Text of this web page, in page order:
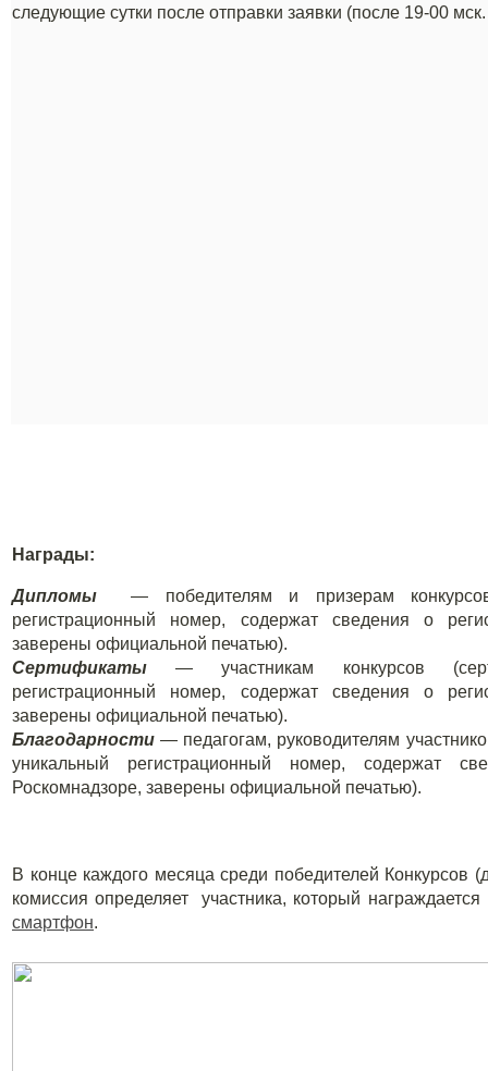
следующие сутки после отправки заявки (после 19-00 мск.
Награды:
Дипломы
— победителям и призерам
регистрационный номер, содержат сведения о
заверены официальной печатью).
Сертификаты — участникам конкурсов
регистрационный номер, содержат сведения о
заверены официальной печатью).
Благодарности — педагогам, руководителям
уникальный регистрационный номер, содержат
Роскомнадзоре, заверены официальной печатью).
В конце каждого месяца среди победителей Конкурсов
комиссия определяет участника, который
смартфон.